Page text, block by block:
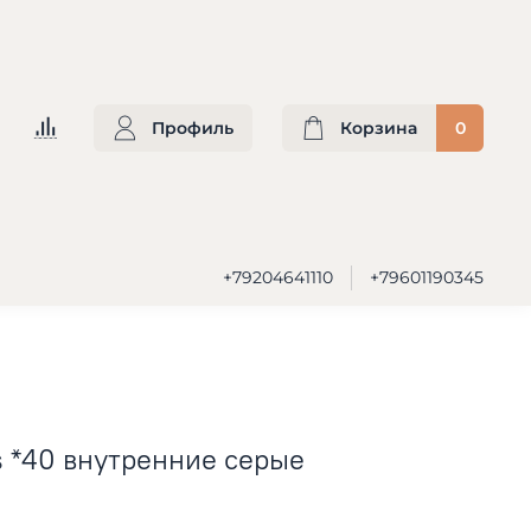
Профиль Корзина 0
+79204641110 +79601190345
внутренние серые